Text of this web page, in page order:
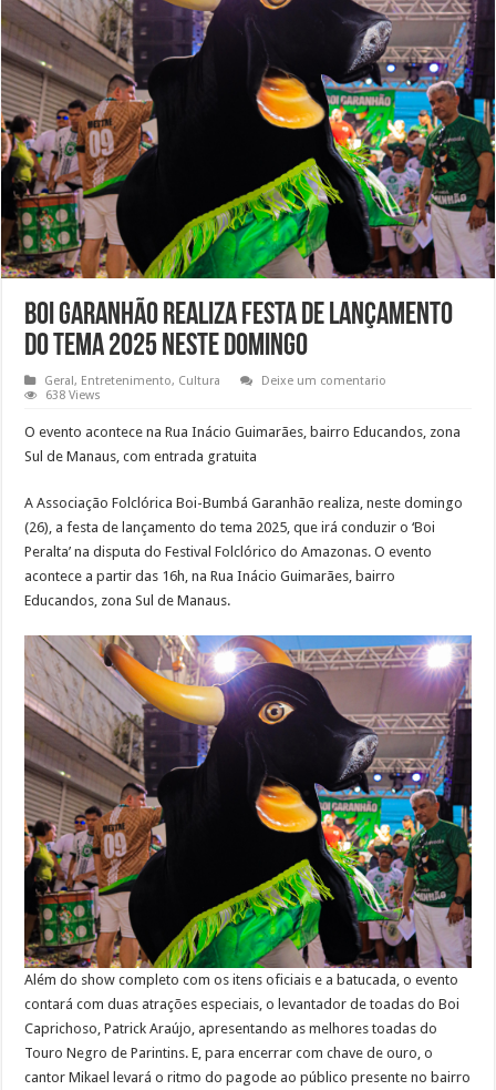
Boi Garanhão realiza festa de lançamento
do tema 2025 neste domingo
Geral, Entretenimento, Cultura
Deixe um comentario
638 Views
O evento acontece na Rua Inácio Guimarães, bairro Educandos, zona
Sul de Manaus, com entrada gratuita
A Associação Folclórica Boi-Bumbá Garanhão realiza, neste domingo
(26), a festa de lançamento do tema 2025, que irá conduzir o ‘Boi
Peralta’ na disputa do Festival Folclórico do Amazonas. O evento
acontece a partir das 16h, na Rua Inácio Guimarães, bairro
Educandos, zona Sul de Manaus.
Além do show completo com os itens oficiais e a batucada, o evento
contará com duas atrações especiais, o levantador de toadas do Boi
Caprichoso, Patrick Araújo, apresentando as melhores toadas do
Touro Negro de Parintins. E, para encerrar com chave de ouro, o
cantor Mikael levará o ritmo do pagode ao público presente no bairro